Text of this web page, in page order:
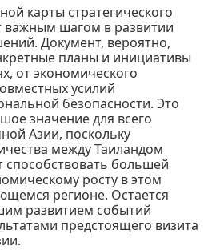
карты стратегического
важным шагом в развитии
Документ, вероятно,
планы и инициативы
от экономического
усилий
безопасности. Это
значение для всего
Азии, поскольку
между Таиландом
большей
росту в этом
регионе. Остается
развитием событий
предстоящего визита